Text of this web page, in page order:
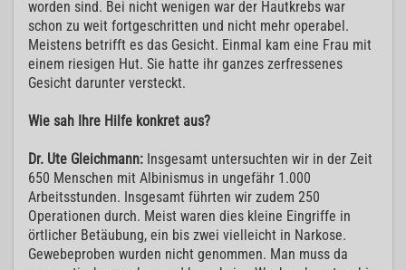
worden sind. Bei nicht wenigen war der Hautkrebs war
schon zu weit fortgeschritten und nicht mehr operabel.
Meistens betrifft es das Gesicht. Einmal kam eine Frau mit
einem riesigen Hut. Sie hatte ihr ganzes zerfressenes
Gesicht darunter versteckt.
Wie sah Ihre Hilfe konkret aus?
Dr. Ute Gleichmann: Insgesamt untersuchten wir in der Zeit
650 Menschen mit Albinismus in ungefähr 1.000
Arbeitsstunden. Insgesamt führten wir zudem 250
Operationen durch. Meist waren dies kleine Eingriffe in
örtlicher Betäubung, ein bis zwei vielleicht in Narkose.
Gewebeproben wurden nicht genommen. Man muss da